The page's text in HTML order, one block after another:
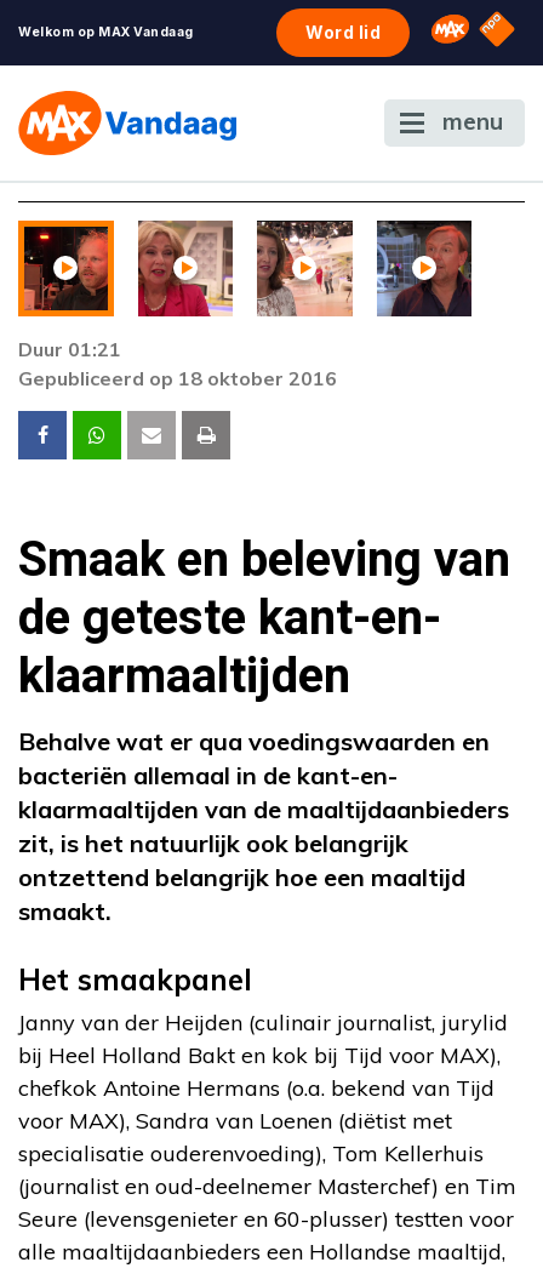
Welkom op MAX Vandaag Word lid Omroep
NPO
menu
Duur 01:21
Gepubliceerd op 18 oktober 2016
Smaak en beleving van
de geteste kant-en-
klaarmaaltijden
Behalve wat er qua voedingswaarden en
bacteriën allemaal in de kant-en-
klaarmaaltijden van de maaltijdaanbieders
zit, is het natuurlijk ook belangrijk
ontzettend belangrijk hoe een maaltijd
smaakt.
Het smaakpanel
Janny van der Heijden (culinair journalist, jurylid
bij Heel Holland Bakt en kok bij Tijd voor MAX),
chefkok Antoine Hermans (o.a. bekend van Tijd
voor MAX), Sandra van Loenen (diëtist met
specialisatie ouderenvoeding), Tom Kellerhuis
(journalist en oud-deelnemer Masterchef) en Tim
Seure (levensgenieter en 60-plusser) testten voor
alle maaltijdaanbieders een Hollandse maaltijd,